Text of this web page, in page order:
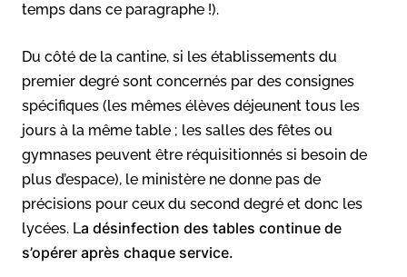
temps dans ce paragraphe !).
Du côté de la cantine, si les établissements du
premier degré sont concernés par des consignes
spécifiques (les mêmes élèves déjeunent tous les
jours à la même table ; les salles des fêtes ou
gymnases peuvent être réquisitionnés si besoin de
plus d’espace), le ministère ne donne pas de
précisions pour ceux du second degré et donc les
lycées. La désinfection des tables continue de
s’opérer après chaque service.